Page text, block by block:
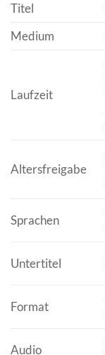
Titel
Medium
Laufzeit
Altersfreigabe
Sprachen
Untertitel
Format
Audio